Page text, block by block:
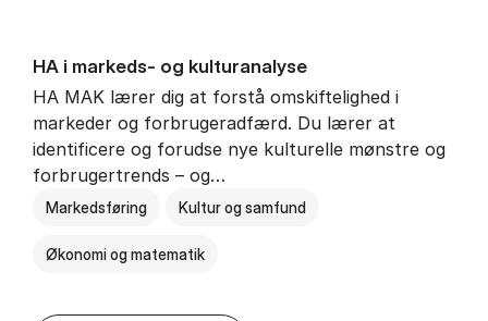
HA i mar­keds- og kul­tu­r­a­na­ly­se
HA MAK lærer dig at forstå omskiftelighed i
markeder og forbrugeradfærd. Du lærer at
identificere og forudse nye kulturelle mønstre og
forbrugertrends – og…
Markedsføring Kultur og samfund
Økonomi og matematik